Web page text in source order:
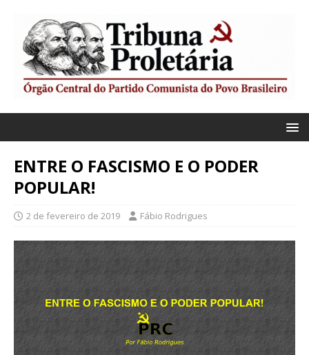
ENTRE O FASCISMO E O PODER
POPULAR!
2 de fevereiro de 2019 Fábio Rodrigues